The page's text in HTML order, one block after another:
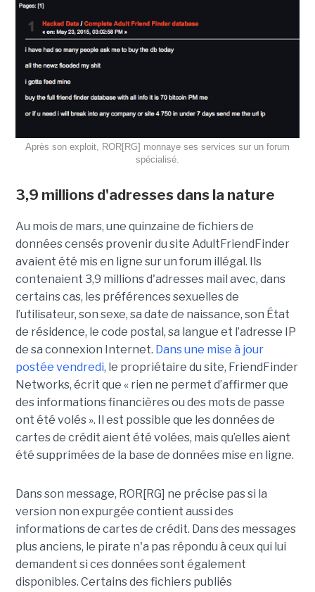
Après son exploit, ROR[RG] monnaye ses services sur un forum
spécialisé.
3,9 millions d'adresses dans la nature
Au mois de mars, une quinzaine de fichiers de
données censés provenir du site AdultFriendFinder
avaient été mis en ligne sur un forum illégal. Ils
contenaient 3,9 millions d'adresses mail avec, dans
certains cas, les préférences sexuelles de
l’utilisateur, son sexe, sa date de naissance, son État
de résidence, le code postal, sa langue et l’adresse IP
de sa connexion Internet. Dans une mise à jour
postée vendredi, le propriétaire du site, FriendFinder
Networks, écrit que « rien ne permet d’affirmer que
des informations financières ou des mots de passe
ont été volés ». Il est possible que les données de
cartes de crédit aient été volées, mais qu’elles aient
été supprimées de la base de données mise en ligne.
Dans son message, ROR[RG] ne précise pas si la
version non expurgée contient aussi des
informations de cartes de crédit. Dans des messages
plus anciens, le pirate n'a pas répondu à ceux qui lui
demandent si ces données sont également
disponibles. Certains des fichiers publiés